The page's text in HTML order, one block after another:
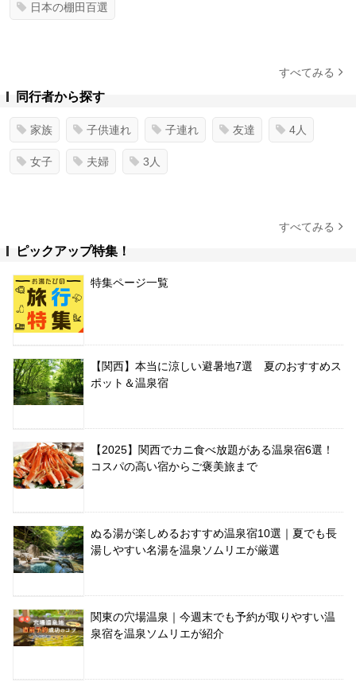
日本の棚田百選
すべてみる
同行者から探す
家族 子供連れ 子連れ 友達 4人
女子 夫婦 3人
すべてみる
ピックアップ特集！
特集ページ一覧
【関西】本当に涼しい避暑地7選 夏のおすすめス
ポット＆温泉宿
【2025】関西でカニ食べ放題がある温泉宿6選！
コスパの高い宿からご褒美旅まで
ぬる湯が楽しめるおすすめ温泉宿10選｜夏でも長
湯しやすい名湯を温泉ソムリエが厳選
関東の穴場温泉｜今週末でも予約が取りやすい温
泉宿を温泉ソムリエが紹介